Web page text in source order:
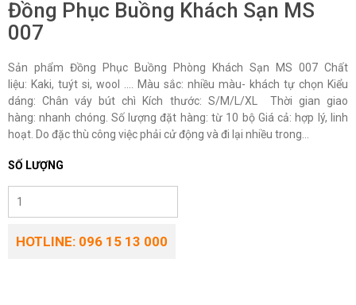
Đồng Phục Buồng Khách Sạn MS
007
Sản phẩm Đồng Phục Buồng Phòng Khách Sạn MS 007 Chất
liệu: Kaki, tuýt si, wool …. Màu sắc: nhiều màu- khách tự chọn Kiểu
dáng: Chân váy bút chì Kích thước: S/M/L/XL Thời gian giao
hàng: nhanh chóng. Số lượng đặt hàng: từ 10 bộ Giá cả: hợp lý, linh
hoạt. Do đặc thù công việc phải cử động và đi lại nhiều trong...
SỐ LƯỢNG
HOTLINE: 096 15 13 000